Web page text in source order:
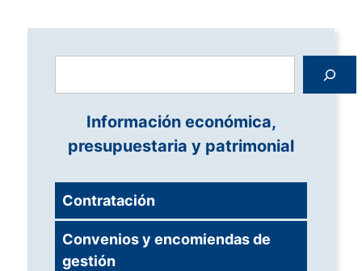
Información económica,
presupuestaria y patrimonial
Contratación
Convenios y encomiendas de
gestión